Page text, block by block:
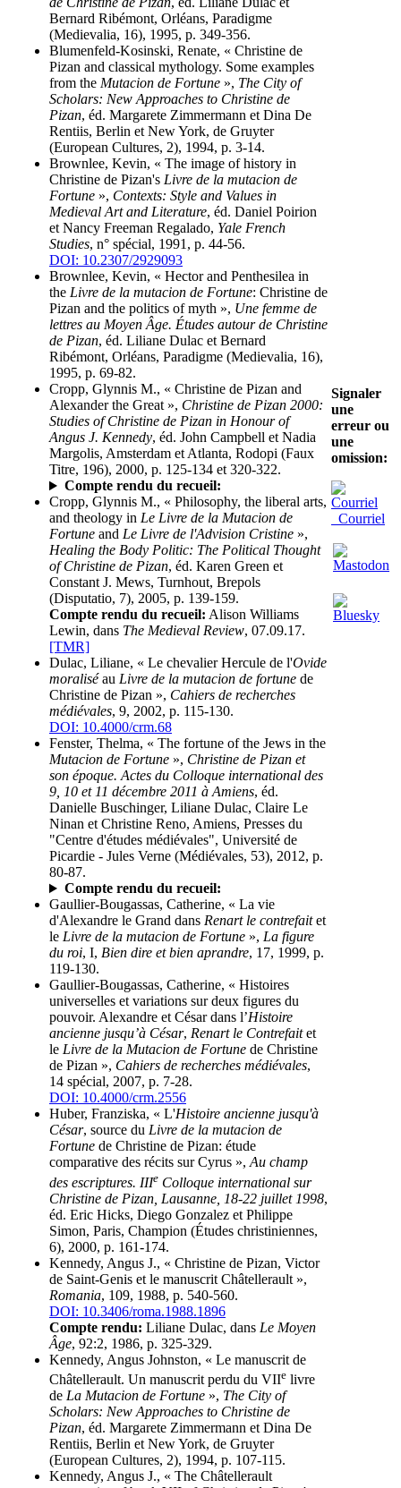
Bernard Ribémont, Orléans, Paradigme
(Medievalia, 16), 1995, p. 349-356.
Blumenfeld-Kosinski, Renate, « Christine de
Pizan and classical mythology. Some examples
from the Mutacion de Fortune », The City of
Scholars: New Approaches to Christine de
Pizan, éd. Margarete Zimmermann et Dina De
Rentiis, Berlin et New York, de Gruyter
(European Cultures, 2), 1994, p. 3-14.
Brownlee, Kevin, « The image of history in
Christine de Pizan's Livre de la mutacion de
Fortune », Contexts: Style and Values in
Medieval Art and Literature, éd. Daniel Poirion
et Nancy Freeman Regalado, Yale French
Studies, n° spécial, 1991, p. 44-56.
DOI: 10.2307/2929093
Brownlee, Kevin, « Hector and Penthesilea in
the Livre de la mutacion de Fortune: Christine de
Pizan and the politics of myth », Une femme de
lettres au Moyen Âge. Études autour de Christine
de Pizan, éd. Liliane Dulac et Bernard
Ribémont, Orléans, Paradigme (Medievalia, 16),
1995, p. 69-82.
Cropp, Glynnis M., « Christine de Pizan and
Alexander the Great », Christine de Pizan 2000:
Studies of Christine de Pizan in Honour of
Angus J. Kennedy, éd. John Campbell et Nadia
Margolis, Amsterdam et Atlanta, Rodopi (Faux
Titre, 196), 2000, p. 125-134 et 320-322.
Compte rendu du recueil:
Cropp, Glynnis M., « Philosophy, the liberal arts,
and theology in Le Livre de la Mutacion de
Fortune and Le Livre de l'Advision Cristine »,
Healing the Body Politic: The Political Thought
of Christine de Pizan, éd. Karen Green et
Constant J. Mews, Turnhout, Brepols
(Disputatio, 7), 2005, p. 139-159.
Compte rendu du recueil: Alison Williams
Lewin, dans The Medieval Review, 07.09.17.
[TMR]
Dulac, Liliane, « Le chevalier Hercule de l'Ovide
moraliséau Livre de la mutacion de fortune de
Christine de Pizan », Cahiers de recherches
médiévales, 9, 2002, p. 115-130.
DOI: 10.4000/crm.68
Fenster, Thelma, « The fortune of the Jews in the
Mutacion de Fortune », Christine de Pizan et
son époque. Actes du Colloque international des
9, 10 et 11 décembre 2011 à Amiens, éd.
Danielle Buschinger, Liliane Dulac, Claire Le
Ninan et Christine Reno, Amiens, Presses du
"Centre d'études médiévales", Université de
Picardie - Jules Verne (Médiévales, 53), 2012, p.
80-87.
Compte rendu du recueil:
Gaullier-Bougassas, Catherine, « La vie
d'Alexandre le Grand dans Renart le contrefaitet
le Livre de la mutacion de Fortune », La figure
du roi, I, Bien dire et bien aprandre, 17, 1999, p.
119-130.
Gaullier-Bougassas, Catherine, « Histoires
universelles et variations sur deux figures du
pouvoir. Alexandre et César dans l’Histoire
ancienne jusqu’à César, Renart le Contrefaitet
le Livre de la Mutacion de Fortune de Christine
de Pizan », Cahiers de recherches médiévales,
14 spécial, 2007, p. 7-28.
DOI: 10.4000/crm.2556
Huber, Franziska, « L'Histoire ancienne jusqu'à
César, source du Livre de la mutacion de
Fortune de Christine de Pizan: étude
comparative des récits sur Cyrus », Au champ
des escriptures. IIIe Colloque international sur
Christine de Pizan, Lausanne, 18-22 juillet 1998,
éd. Eric Hicks, Diego Gonzalez et Philippe
Simon, Paris, Champion (Études christiniennes,
6), 2000, p. 161-174.
Kennedy, Angus J., « Christine de Pizan, Victor
de Saint-Genis et le manuscrit Châtellerault »,
Romania, 109, 1988, p. 540-560.
DOI: 10.3406/roma.1988.1896
Compte rendu: Liliane Dulac, dans Le Moyen
Âge, 92:2, 1986, p. 325-329.
Kennedy, Angus Johnston, « Le manuscrit de
Châtellerault. Un manuscrit perdu du VIIe livre
de La Mutacion de Fortune », The City of
Scholars: New Approaches to Christine de
Pizan, éd. Margarete Zimmermann et Dina De
Rentiis, Berlin et New York, de Gruyter
(European Cultures, 2), 1994, p. 107-115.
Kennedy, Angus J., « The Châtellerault
Signaler
une
erreur ou
une
omission:
Courriel